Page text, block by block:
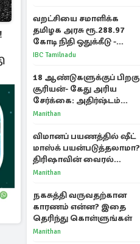
வறட்சியை சமாளிக்க
தமிழக அரசு ரூ.288.97
கோடி நிதி ஒதுக்கீடு -
வெளியான அரசாணை
IBC Tamilnadu
18 ஆண்டுகளுக்குப் பிறகு
சூரியன்- கேது அரிய
சேர்க்கை: அதிர்ஷ்டம்
பெறும் 3 ராசிகள்!
Manithan
விமானப் பயணத்தில் ஷீட்
மாஸ்க் பயன்படுத்தலாமா?
திரிஷாவின் வைரல்
செல்ஃபிக்கு மருத்துவர்
Manithan
நகசுத்தி வருவதற்கான
காரணம் என்ன? இதை
தெரிந்து கொள்ளுங்கள்
Manithan